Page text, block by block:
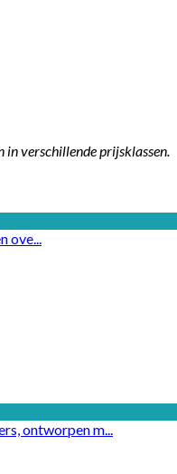
in verschillende prijsklassen.
ove...
ontworpen m...